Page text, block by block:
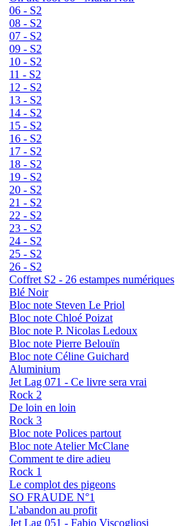
06 - S2
08 - S2
07 - S2
09 - S2
10 - S2
11 - S2
12 - S2
13 - S2
14 - S2
15 - S2
16 - S2
17 - S2
18 - S2
19 - S2
20 - S2
21 - S2
22 - S2
23 - S2
24 - S2
25 - S2
26 - S2
Coffret S2 - 26 estampes numériques
Blé Noir
Bloc note Steven Le Priol
Bloc note Chloé Poizat
Bloc note P. Nicolas Ledoux
Bloc note Pierre Belouïn
Bloc note Céline Guichard
Aluminium
Jet Lag 071 - Ce livre sera vrai
Rock 2
De loin en loin
Rock 3
Bloc note Polices partout
Bloc note Atelier McClane
Comment te dire adieu
Rock 1
Le complot des pigeons
SO FRAUDE N°1
L'abandon au profit
Jet Lag 051 - Fabio Viscogliosi